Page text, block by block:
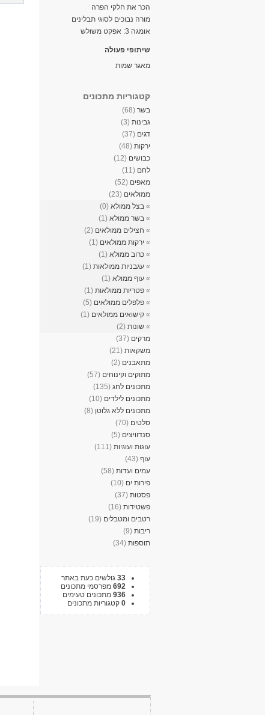
הכר את חלקי הפרה
מורה נבוכים לסוגי תבלינים
אומגה 3: אפקט משולש
שיתופי פעולה
מאגר שמות
קטגוריות מתכונים
בשר (68)
גבינות (3)
דגים (37)
ירקות (48)
כבושים (12)
לחם (11)
מאפים (52)
ממולאים (23)
» בצל ממולא (0)
» בשר ממולא (1)
» חצילים ממולאים (2)
» ירקות ממולאים (1)
» כרוב ממולא (1)
» עגבניות ממולאות (1)
» עוף ממולא (1)
» פטריות ממולאות (1)
» פלפלים ממולאים (5)
» קישואים ממולאים (1)
» שונות (2)
מרקים (37)
משקאות (21)
מתאבנים (2)
מתוקים וקינוחים (57)
מתכונים לחג (135)
מתכונים לילדים (10)
מתכונים ללא גלוטן (8)
סלטים (70)
סנדוויצים (5)
עוגות ועוגיות (111)
עוף (43)
עמים ועדות (58)
פירות ים (10)
פסטות (37)
פשטידות (16)
רטבים ומטבלים (19)
ריבות (9)
תוספות (34)
33 גולשים כעת באתר
692 מפרסמי מתכונים
936 מתכונים טעימים
0 קטגוריות מתכונים